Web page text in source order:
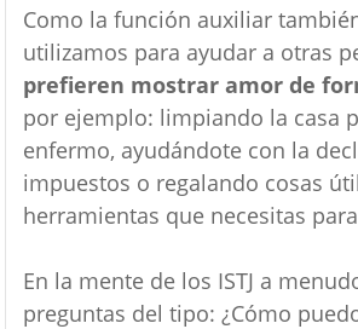
Como la función auxiliar
utilizamos para ayudar a otras
prefieren mostrar amor de
por ejemplo: limpiando la casa
enfermo, ayudándote con la
impuestos o regalando cosas
herramientas que necesitas
En la mente de los ISTJ a
preguntas del tipo: ¿Cómo